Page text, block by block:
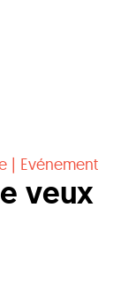
| Evénement
veux